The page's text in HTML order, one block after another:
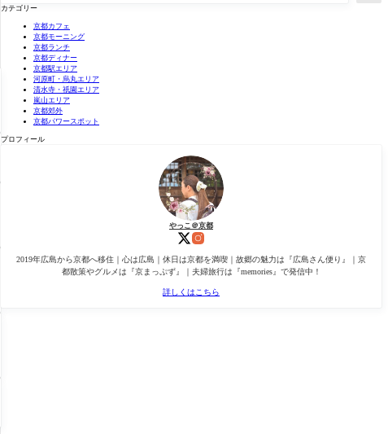
カテゴリー
京都カフェ
京都モーニング
京都ランチ
京都ディナー
京都駅エリア
河原町・烏丸エリア
清水寺・祇園エリア
嵐山エリア
京都郊外
京都パワースポット
プロフィール
やっこ＠京都
2019年広島から京都へ移住｜心は広島｜休日は京都を満喫｜故郷の魅力は『広島さん便り』｜京
都散策やグルメは『京まっぷず』｜夫婦旅行は『memories』で発信中！
詳しくはこちら